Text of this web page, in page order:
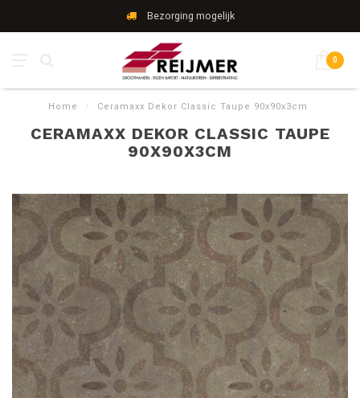
Bezorging mogelijk
0
Home / Ceramaxx Dekor Classic Taupe 90x90x3cm
CERAMAXX DEKOR CLASSIC TAUPE
90X90X3CM